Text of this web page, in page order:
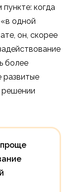
когда
одной
он, скорее
более
развитые
решении
проще